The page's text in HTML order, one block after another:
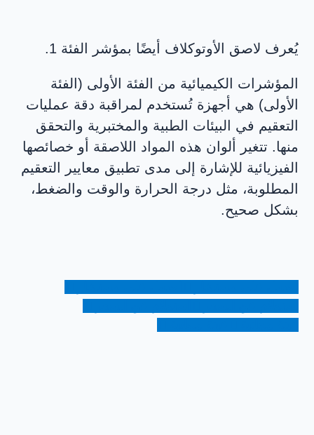
يُعرف لاصق الأوتوكلاف أيضًا بمؤشر الفئة 1.
المؤشرات الكيميائية من الفئة الأولى (الفئة
الأولى) هي أجهزة تُستخدم لمراقبة دقة عمليات
التعقيم في البيئات الطبية والمختبرية والتحقق
منها. تتغير ألوان هذه المواد اللاصقة أو خصائصها
الفيزيائية للإشارة إلى مدى تطبيق معايير التعقيم
المطلوبة، مثل درجة الحرارة والوقت والضغط،
بشكل صحيح.